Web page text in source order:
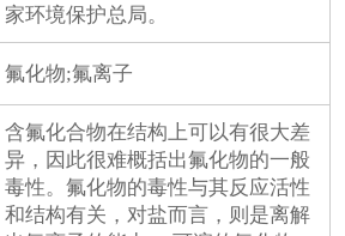
家环境保护总局。
氟化物;氟离子
含氟化合物在结构上可以有很大差
异，因此很难概括出氟化物的一般
毒性。氟化物的毒性与其反应活性
和结构有关，对盐而言，则是离解